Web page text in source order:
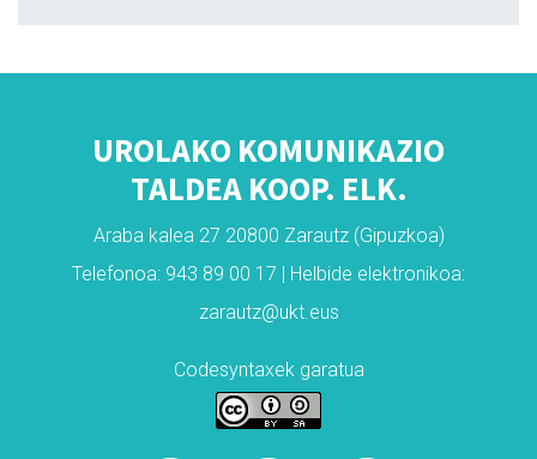
UROLAKO KOMUNIKAZIO
TALDEA KOOP. ELK.
Araba kalea 27 20800 Zarautz (Gipuzkoa)
Telefonoa: 943 89 00 17 | Helbide elektronikoa:
zarautz@ukt.eus
Codesyntaxek garatua